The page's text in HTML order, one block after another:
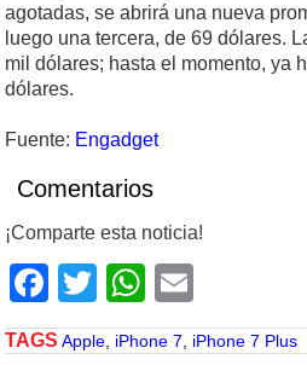
agotadas, se abrirá una nueva
luego una tercera, de 69 dólares.
mil dólares; hasta el momento, ya
dólares.
Fuente: Engadget
Comentarios
¡Comparte esta noticia!
Facebook
TwitterWhatsApp
TAGS Apple, iPhone 7, iPhone 7 Plus